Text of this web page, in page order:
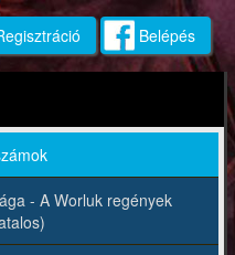
Belépés
- A Worluk regények